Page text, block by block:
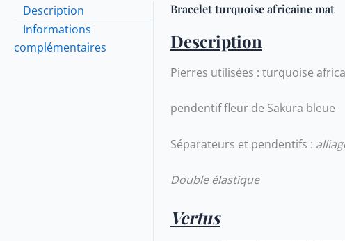
Description
Informations
complémentaires
Bracelet turquoise africaine mat
Description
Pierres utilisées : turquoise
pendentif fleur de Sakura bleue
Séparateurs et pendentifs :
Double élastique
Vertus